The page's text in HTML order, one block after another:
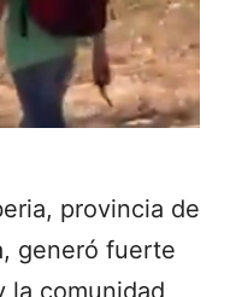
provincia de
generó fuerte
la comunidad